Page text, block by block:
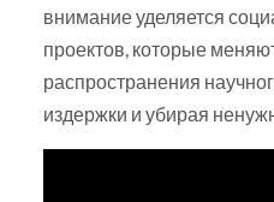
внимание уделяется
проектов, которые
распространения
издержки и убирая